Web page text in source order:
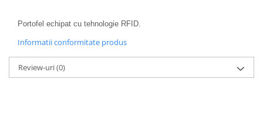
Portofel echipat cu tehnologie RFID.
Informatii conformitate produs
Review-uri(0)